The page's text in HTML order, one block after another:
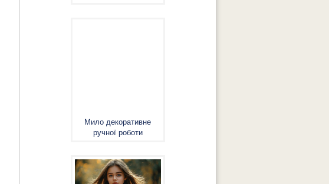
Мило декоративне
ручної роботи